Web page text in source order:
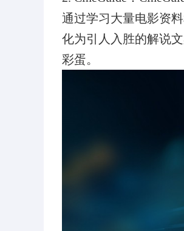
通过学习大量电影资
化为引人入胜的解说
彩蛋。